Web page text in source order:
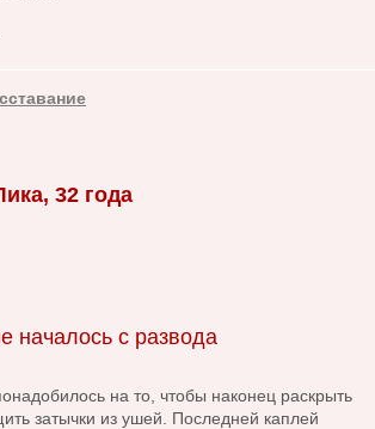
32 года
началось с развода
на то, чтобы наконец раскрыть
затычки из ушей. Последней каплей